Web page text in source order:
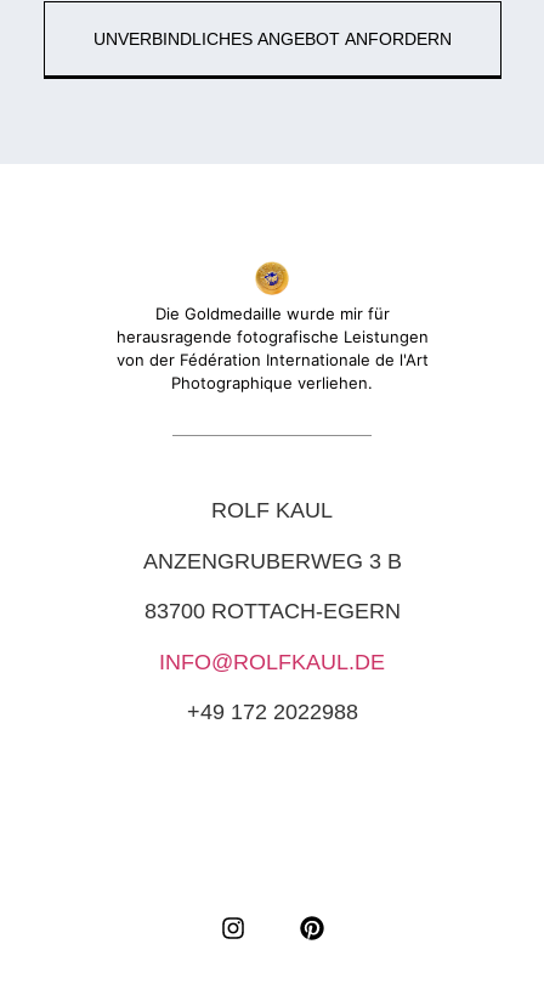
UNVERBINDLICHES ANGEBOT ANFORDERN
Die Goldmedaille wurde mir für
herausragende fotografische Leistungen
von der Fédération Internationale de l'Art
Photographique verliehen.
ROLF KAUL
ANZENGRUBERWEG 3 B
83700 ROTTACH-EGERN
INFO@ROLFKAUL.DE
+49 172 2022988